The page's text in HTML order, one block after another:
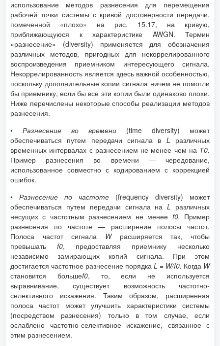
использование методов разнесения для перемещения
рабочей точки системы с кривой достоверности передачи,
помеченной «плохо» на рис. 15.17, на кривую,
приближающуюся к характеристике AWGN. Термин
«разнесение» (diversity) применяется для обозначения
различных методов, пригодных для некоррелированного
воспроизведения приемником интересующего сигнала.
Некоррелированность является здесь важной особенностью,
поскольку дополнительные копии сигнала ничем не помогли
бы приемнику, если бы все эти копии были одинаково плохи.
Ниже перечислены некоторые способы реализации методов
разнесения.
• Разнесение во времени (time diversity) может
обеспечиваться путем передачи сигнала в L различных
временных интервалах с разнесением не менее чем на Т0.
Пример разнесения во времени — чередование,
использованное совместно с кодированием с коррекцией
ошибок.
• Разнесение по частоте (frequency diversity) может
обеспечиваться путем передачи сигнала наL различных
несущих с частотным разнесением не менее f0. Пример
разнесения по частоте — расширение полосы частот.
Полоса частот сигнала Wрасширяется так, чтобы
превышать f0, предоставляя приемнику несколько
независимо замирающих копий сигнала. При этом
достигается частотное разнесение порядка L = W/f0. Когда W
становится большеf0, то, если не используется
выравнивание, существует возможность частотно-
селективного искажения. Таким образом, расширенная
полоса частот может улучшить характеристики системы
(посредством разнесения) только в том случае, если
ослаблено частотно-селективное искажение, связанное с
этим разнесением.